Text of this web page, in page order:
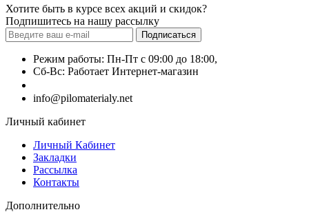
Хотите быть в курсе всех акций и скидок?
Подпишитесь на нашу рассылку
Подписаться
Режим работы: Пн-Пт с 09:00 до 18:00,
Сб-Вс: Работает Интернет-магазин
info@pilomaterialy.net
Личный кабинет
Личный Кабинет
Закладки
Рассылка
Контакты
Дополнительно